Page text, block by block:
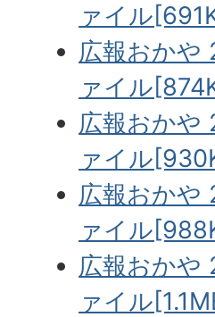
ァイル
広報おかや
ァイル
広報おかや
ァイル
広報おかや
ァイル
広報おかや
ァイル